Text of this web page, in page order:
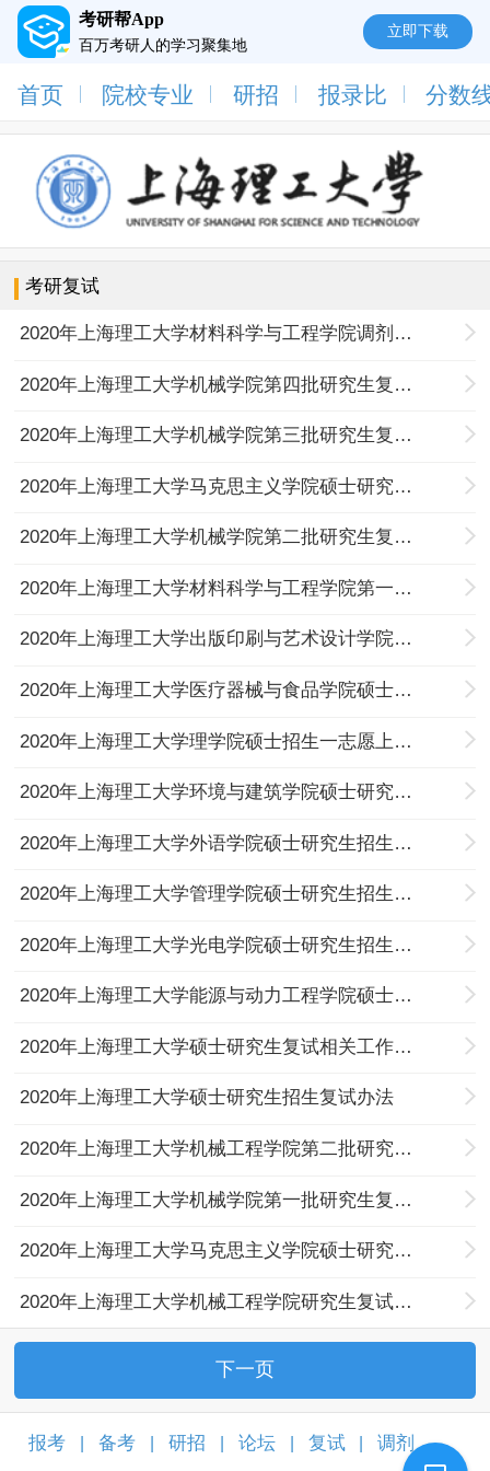
考研帮App
百万考研人的学习聚集地
立即下载
首页 院校专业 研招 报录比 分数
考研复试
2020年上海理工大学材料科学与工程学院调剂研究生复试通知
2020年上海理工大学机械学院第四批研究生复试安排
2020年上海理工大学机械学院第三批研究生复试安排
2020年上海理工大学马克思主义学院硕士研究生复试名单
2020年上海理工大学机械学院第二批研究生复试远程复试系统测试通知
2020年上海理工大学材料科学与工程学院第一批研究生入学考试复试安排
2020年上海理工大学出版印刷与艺术设计学院硕士研究生招生第一轮复试安排
2020年上海理工大学医疗器械与食品学院硕士研究生复试通知
2020年上海理工大学理学院硕士招生一志愿上线考生复试安排
2020年上海理工大学环境与建筑学院硕士研究生招生一志愿考生复试通知
2020年上海理工大学外语学院硕士研究生招生第一轮复试安排
2020年上海理工大学管理学院硕士研究生招生复试安排
2020年上海理工大学光电学院硕士研究生招生一志愿考生复试通知
2020年上海理工大学能源与动力工程学院硕士研究生复试安排
2020年上海理工大学硕士研究生复试相关工作安排
2020年上海理工大学硕士研究生招生复试办法
2020年上海理工大学机械工程学院第二批研究生入学考试复试安排
2020年上海理工大学机械学院第一批研究生复试拟录取名单
2020年上海理工大学马克思主义学院硕士研究生复试通知
2020年上海理工大学机械工程学院研究生复试情况调查问卷
下一页
报考 备考 研招 论坛 复试 调剂